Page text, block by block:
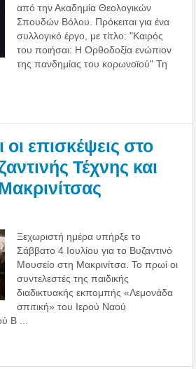
από την Ακαδημία Θεολογικών
Σπουδών Βόλου. Πρόκειται για ένα
συλλογικό έργο, με τίτλο: "Καιρός
του ποιήσαι: Η Ορθοδοξία ενώπιον
της πανδημίας του κορωνοϊού" Τη
οι επισκέψεις στο
Τέχνης και
Ξεχωριστή ημέρα υπήρξε το
Σάββατο 4 Ιουλίου για το Βυζαντινό
Μουσείο στη Μακρινίτσα. Το πρωί οι
συντελεστές της παιδικής
διαδικτυακής εκπομπής «Λεμονάδα
σπιτική» του Ιερού Ναού
Β ...